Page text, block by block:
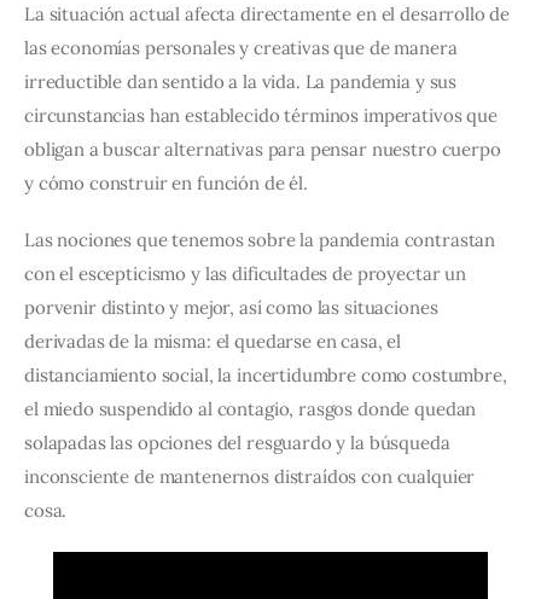
La situación actual afecta directamente en el desarrollo de
las economías personales y creativas que de manera
irreductible dan sentido a la vida. La pandemia y sus
circunstancias han establecido términos imperativos que
obligan a buscar alternativas para pensar nuestro cuerpo
y cómo construir en función de él.
Las nociones que tenemos sobre la pandemia contrastan
con el escepticismo y las dificultades de proyectar un
porvenir distinto y mejor, así como las situaciones
derivadas de la misma: el quedarse en casa, el
distanciamiento social, la incertidumbre como costumbre,
el miedo suspendido al contagio, rasgos donde quedan
solapadas las opciones del resguardo y la búsqueda
inconsciente de mantenernos distraídos con cualquier
cosa.